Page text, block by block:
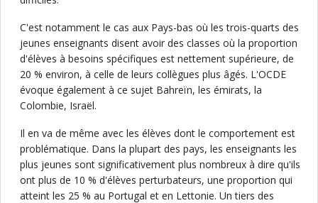
C'est notamment le cas aux Pays-bas où les trois-quarts des
jeunes enseignants disent avoir des classes où la proportion
d'élèves à besoins spécifiques est nettement supérieure, de
20 % environ, à celle de leurs collègues plus âgés. L'OCDE
évoque également à ce sujet Bahreïn, les émirats, la
Colombie, Israël.
Il en va de même avec les élèves dont le comportement est
problématique. Dans la plupart des pays, les enseignants les
plus jeunes sont significativement plus nombreux à dire qu'ils
ont plus de 10 % d'élèves perturbateurs, une proportion qui
atteint les 25 % au Portugal et en Lettonie. Un tiers des